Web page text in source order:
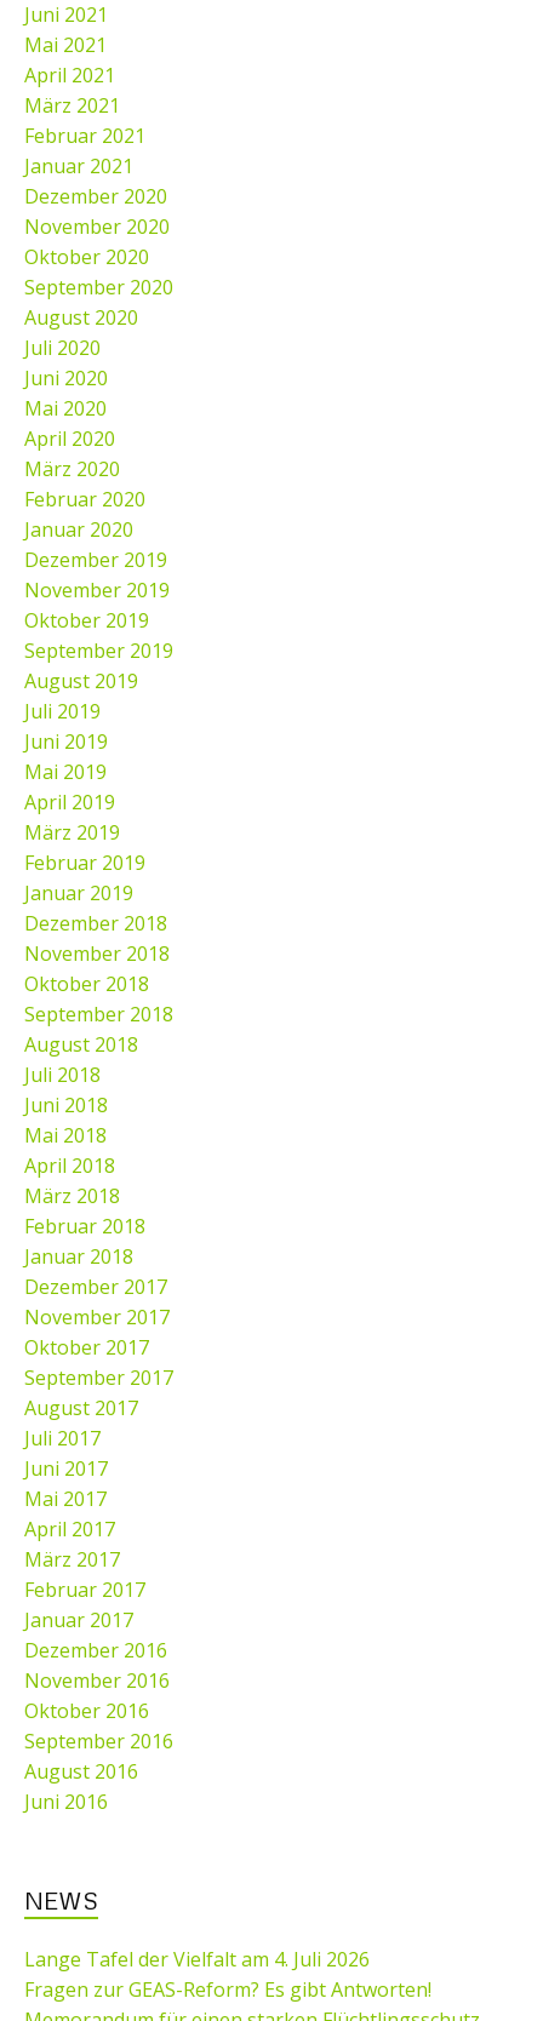
Juni 2021
Mai 2021
April 2021
März 2021
Februar 2021
Januar 2021
Dezember 2020
November 2020
Oktober 2020
September 2020
August 2020
Juli 2020
Juni 2020
Mai 2020
April 2020
März 2020
Februar 2020
Januar 2020
Dezember 2019
November 2019
Oktober 2019
September 2019
August 2019
Juli 2019
Juni 2019
Mai 2019
April 2019
März 2019
Februar 2019
Januar 2019
Dezember 2018
November 2018
Oktober 2018
September 2018
August 2018
Juli 2018
Juni 2018
Mai 2018
April 2018
März 2018
Februar 2018
Januar 2018
Dezember 2017
November 2017
Oktober 2017
September 2017
August 2017
Juli 2017
Juni 2017
Mai 2017
April 2017
März 2017
Februar 2017
Januar 2017
Dezember 2016
November 2016
Oktober 2016
September 2016
August 2016
Juni 2016
NEWS
Lange Tafel der Vielfalt am 4. Juli 2026
Fragen zur GEAS-Reform? Es gibt Antworten!